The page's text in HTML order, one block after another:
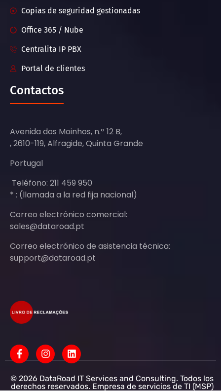
Copias de seguridad gestionadas
Office 365 / Nube
Centralita IP PBX
Portal de clientes
Contactos
Avenida dos Moinhos, n.º 12 B,
, 2610-119, Alfragide, Quinta Grande
Portugal
Teléfono: 211 459 950
* : (llamada a la red fija nacional)
Correo electrónico comercial:
sales@dataroad.pt
Correo electrónico de asistencia técnica:
support@dataroad.pt
© 2026 DataRoad IT Services and Consulting. Todos los
derechos reservados. Empresa de servicios de TI (MSP)